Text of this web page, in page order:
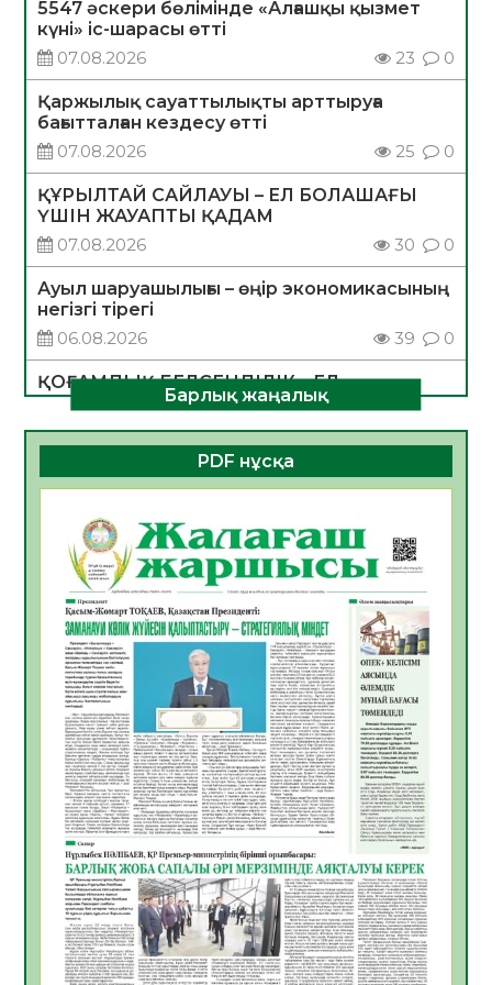
5547 әскери бөлімінде «Алғашқы қызмет
күні» іс-шарасы өтті
07.08.2026
23 0
Қаржылық сауаттылықты арттыруға
бағытталған кездесу өтті
07.08.2026
25 0
ҚҰРЫЛТАЙ САЙЛАУЫ – ЕЛ БОЛАШАҒЫ
ҮШІН ЖАУАПТЫ ҚАДАМ
07.08.2026
30 0
Ауыл шаруашылығы – өңір экономикасының
негізгі тірегі
06.08.2026
39 0
ҚОҒАМДЫҚ БЕЛСЕНДІЛІК – ЕЛ
ДАМУЫНЫҢ НЕГІЗІ
06.08.2026
36 0
ҚҰРЫЛТАЙ САЙЛАУЫ – БОЛАШАҚҚА
БАСТАР ЖАУАПТЫ ТАҢДАУ
06.08.2026
Инфекциялық ауруларға қарсы иммундау
жұмыстарының тиімділігі
06.08.2026
40
Көкжөтел ауруы туралы
06.08.2026
36
АПВ вакцинасы туралы мәлімет
06.08.2026
36
Open Air: Қызылорда облысы полиция
департаменті 20 мыңнан астам
көрерменнің қауіпсіздігін қамтамасыз етті
06.08.2026
48
ҚЫЗЫЛОРДАДА «САНАЛЫ ҰРПАҚ –
ЖАРҚЫН БОЛАШАҚ» АТТЫ КЕҢЕЙТІЛГЕН
МӘЖІЛІС ӨТТІ
Барлық жаңалық
PDF нұсқа